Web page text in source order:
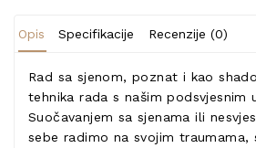
Opis Specifikacije Recenzije (0)
Rad sa sjenom, poznat i kao
tehnika rada s našim podsvjesnim
Suočavanjem sa sjenama ili
sebe radimo na svojim traumama,